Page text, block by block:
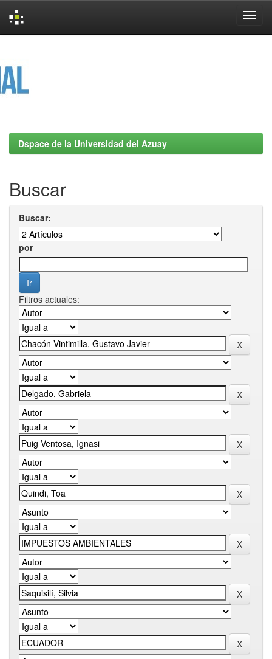
Dspace de la Universidad del Azuay
Buscar
Buscar:
por
Filtros actuales: